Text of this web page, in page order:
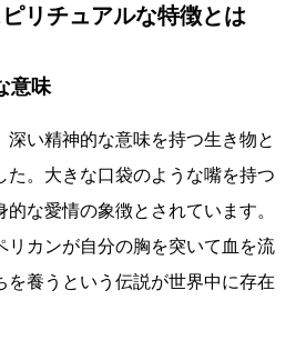
リチュアルな特徴とは
意味
深い精神的な意味を持つ生き物と
た。大きな口袋のような嘴を持つ
な愛情の象徴とされています。
リカンが自分の胸を突いて血を流
を養うという伝説が世界中に存在